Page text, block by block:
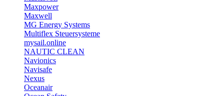
Maxpower
Maxwell
MG Energy Systems
Multiflex Steuersysteme
mysail.online
NAUTIC CLEAN
Navionics
Navisafe
Nexus
Oceanair